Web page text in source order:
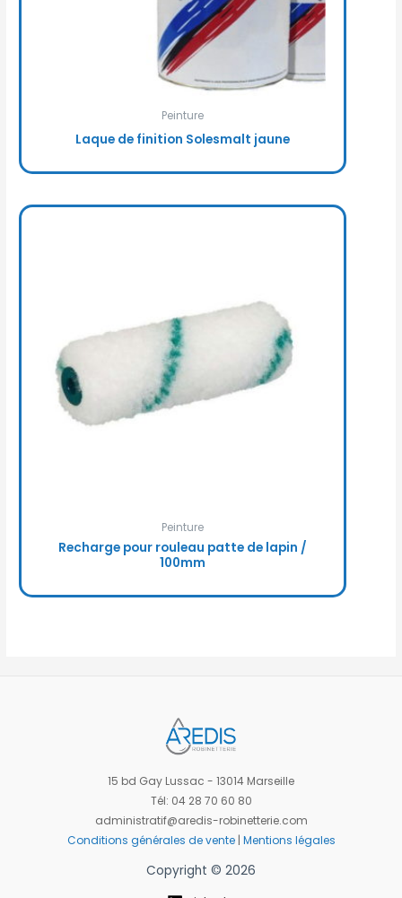
Peinture
Laque de finition Solesmalt jaune
Peinture
Recharge pour rouleau patte de lapin /
100mm
15 bd Gay Lussac - 13014 Marseille
Tél: 04 28 70 60 80
administratif@aredis-robinetterie.com
Conditions générales de vente| Mentions légales
Copyright © 2026